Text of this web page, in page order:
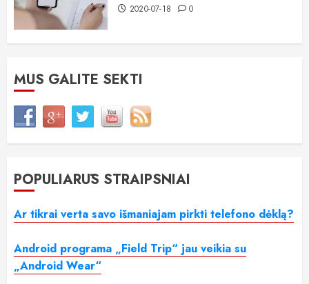
2020-07-18 0
MUS GALITE SEKTI
POPULIARŪS STRAIPSNIAI
Ar tikrai verta savo išmaniajam pirkti telefono dėklą?
Android programa „Field Trip“ jau veikia su
„Android Wear“